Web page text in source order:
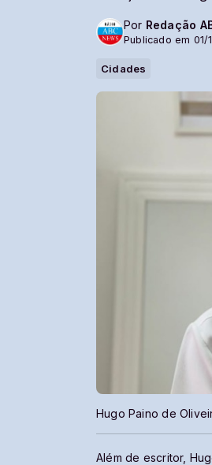
Por Redação
Publicado em 01/
Cidades
Hugo Paino de
Além de escritor,